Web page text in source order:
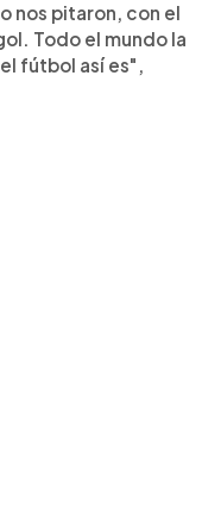
nos pitaron, con el
Todo el mundo la
fútbol así es",